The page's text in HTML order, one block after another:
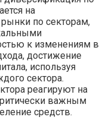
на
по секторам,
к изменениям в
достижение
используя
сектора.
реагируют на
важным
средств.